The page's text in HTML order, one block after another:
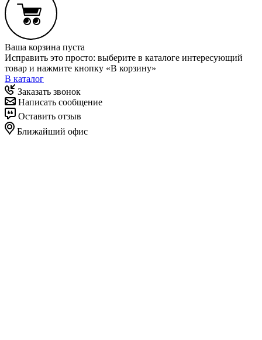
Ваша корзина пуста
Исправить это просто: выберите в каталоге интересующий
товар и нажмите кнопку «В корзину»
В каталог
Заказать звонок
Написать сообщение
Оставить отзыв
Ближайший офис